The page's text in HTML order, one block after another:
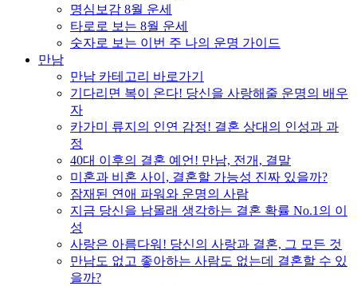
명심보감 8월 운세
타로로 보는 8월 운세
숫자로 보는 이번 주 나의 운명 가이드
만남
만남 카테고리 바로가기
기다리면 복이 온다! 당신을 사랑해줄 운명의 배우
자
카가미 류지의 인연 감정! 결혼 상대의 인성과 과
정
40대 이후의 결혼 예언! 만남, 전개, 결말
미혼과 비혼 사이, 결혼할 가능성 진짜 있을까?
잠재된 연애 파워와 운명의 사람
지금 당신을 남몰래 생각하는 결혼 확률 No.1의 이
성
사랑은 아름다워! 당신의 사랑과 결혼, 그 모든 것
만남도 없고 좋아하는 사람도 없는데 결혼할 수 있
을까?